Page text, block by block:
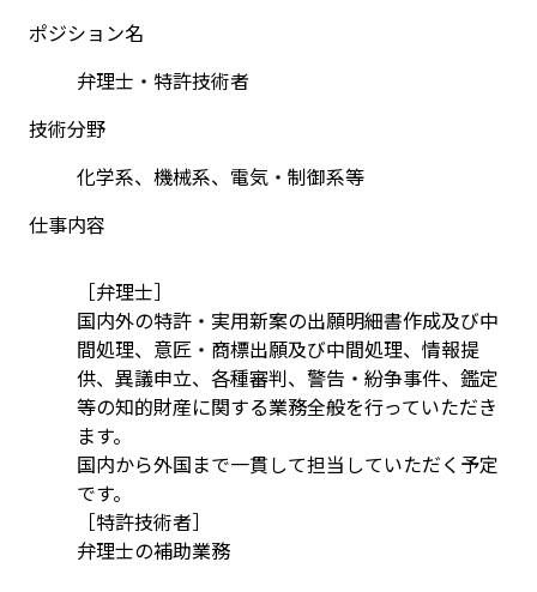
ポジション名
弁理士・特許技術者
技術分野
化学系、機械系、電気・制御系等
仕事内容
［弁理士］
国内外の特許・実用新案の出願明細書作成及び中
間処理、意匠・商標出願及び中間処理、情報提
供、異議申立、各種審判、警告・紛争事件、鑑定
等の知的財産に関する業務全般を行っていただき
ます。
国内から外国まで一貫して担当していただく予定
です。
［特許技術者］
弁理士の補助業務